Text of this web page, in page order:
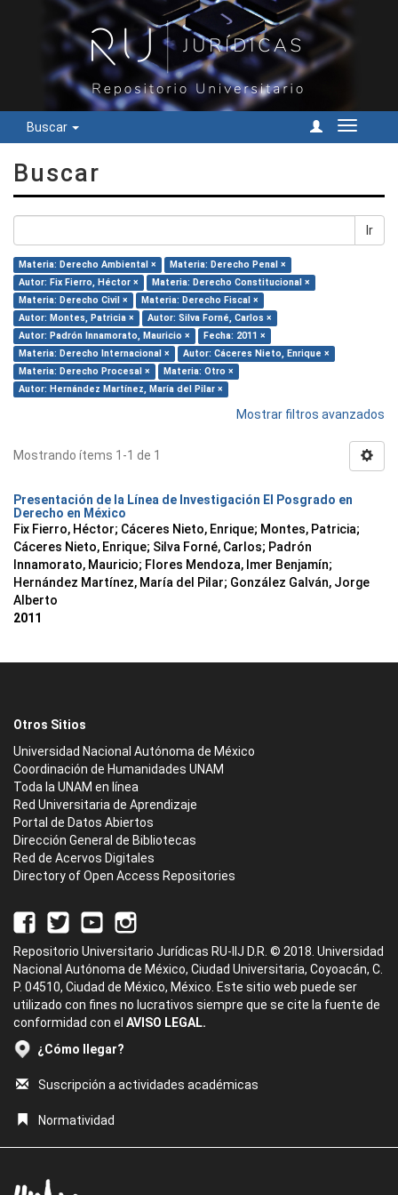
Buscar
Cambiar
Buscar
Ir
Materia: Derecho Ambiental ×
Materia: Derecho Penal ×
Autor: Fix Fierro, Héctor ×
Materia: Derecho Constitucional ×
Materia: Derecho Civil ×
Materia: Derecho Fiscal ×
Autor: Montes, Patricia ×
Autor: Silva Forné, Carlos ×
Autor: Padrón Innamorato, Mauricio ×
Fecha: 2011 ×
Materia: Derecho Internacional ×
Autor: Cáceres Nieto, Enrique ×
Materia: Derecho Procesal ×
Materia: Otro ×
Autor: Hernández Martínez, María del Pilar ×
Mostrar filtros avanzados
Mostrando ítems 1-1 de 1
Presentación de la Línea de Investigación El Posgrado en
Derecho en México
Fix Fierro, Héctor; Cáceres Nieto, Enrique; Montes, Patricia;
Cáceres Nieto, Enrique; Silva Forné, Carlos; Padrón
Innamorato, Mauricio; Flores Mendoza, Imer Benjamín;
Hernández Martínez, María del Pilar; González Galván, Jorge
Alberto
2011
Otros Sitios
Universidad Nacional Autónoma de México
Coordinación de Humanidades UNAM
Toda la UNAM en línea
Red Universitaria de Aprendizaje
Portal de Datos Abiertos
Dirección General de Bibliotecas
Red de Acervos Digitales
Directory of Open Access Repositories
Repositorio Universitario Jurídicas RU-IIJ D.R. © 2018. Universidad
Nacional Autónoma de México, Ciudad Universitaria, Coyoacán, C.
P. 04510, Ciudad de México, México. Este sitio web puede ser
utilizado con fines no lucrativos siempre que se cite la fuente de
conformidad con el AVISO LEGAL.
¿Cómo llegar?
Suscripción a actividades académicas
Normatividad